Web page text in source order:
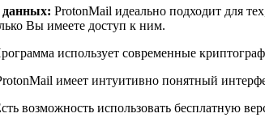
данных: ProtonMail идеально подходит для
Вы имеете доступ к ним.
использует современные
имеет интуитивно понятный
возможность использовать бесплатную